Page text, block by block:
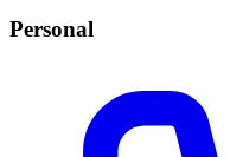
Personal